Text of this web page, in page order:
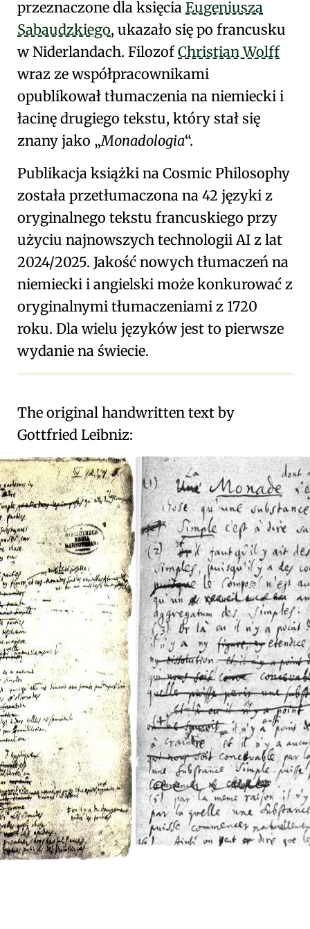
przeznaczone dla księcia Eugeniusza
Sabaudzkiego, ukazało się po francusku
w Niderlandach. FilozofChristian Wolff
wraz ze współpracownikami
opublikował tłumaczenia na niemiecki i
łacinę drugiego tekstu, który stał się
znany jako
Monadologia .
Publikacja książki na Cosmic Philosophy
została przetłumaczona na 42 języki z
oryginalnego tekstu francuskiego przy
użyciu najnowszych technologii AI z lat
2024/2025. Jakość nowych tłumaczeń na
niemiecki i angielski może konkurować z
oryginalnymi tłumaczeniami z 1720
roku. Dla wielu języków jest to pierwsze
wydanie na świecie.
The original handwritten text by
Gottfried Leibniz: